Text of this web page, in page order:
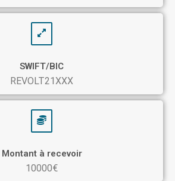
SWIFT/BIC
REVOLT21XXX
Montant à recevoir
10000€